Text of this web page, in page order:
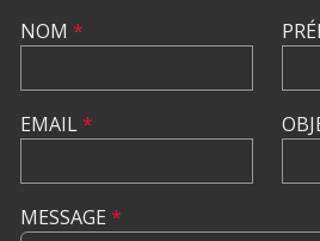
NOM *
EMAIL*
MESSAGE *